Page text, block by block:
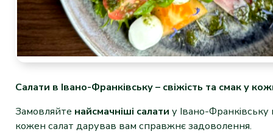
Салати в Івано-Франківську – свіжість та смак у
Замовляйте найсмачніші салати у Івано-Франківську
кожен салат дарував вам справжнє задоволення.